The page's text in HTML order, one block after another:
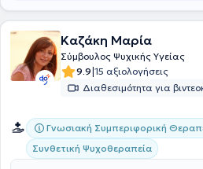
Καζάκη Μαρία
Σύμβουλος Ψυχικής Υγείας
9.9|15 αξιολογήσεις
Διαθεσιμότητα για
Γνωσιακή Συμπεριφορική
Συνθετική Ψυχοθεραπεία